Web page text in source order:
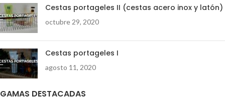
Cestas portageles II (cestas acero inox y latón)
octubre 29, 2020
Cestas portageles I
agosto 11, 2020
GAMAS DESTACADAS